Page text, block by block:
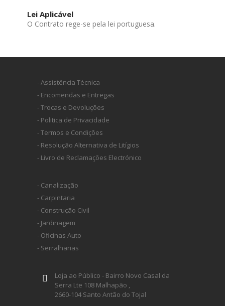
Lei Aplicável
O Contrato rege-se pela lei portuguesa.
- Assistência Técnica
- Encomendas e Entregas
- Trocas e Devoluções
- Politica de Privacidade
- Termos e Condições
- Resolução Alternativa de Litígios
- Livro de Reclamações Electrónico
- Canalização
- Carpintaria
- Construção Civil
- Jardinagem
- Oficinas Auto
- Serralharias
Loja ao Público - Bairro Novo Casal da
Serra Lte 108 Malhapão ,
2660-104 Santo Antão do Tojal